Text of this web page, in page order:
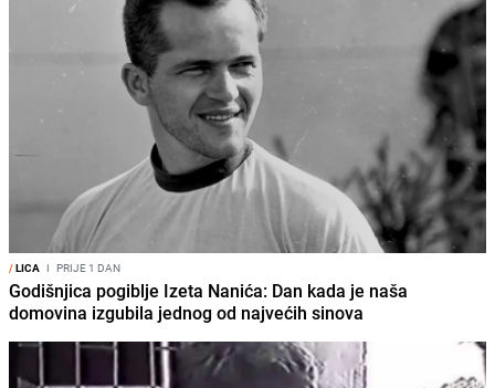
/LICA I PRIJE 1 DAN
Godišnjica pogiblje Izeta Nanića: Dan kada je naša
domovina izgubila jednog od najvećih sinova